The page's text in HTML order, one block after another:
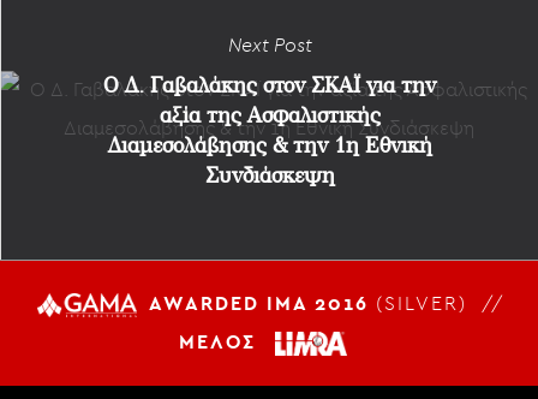
Next Post
O Δ. Γαβαλάκης στον ΣΚΑΪ για την
αξία της Ασφαλιστικής
Διαμεσολάβησης & την 1η Εθνική
Συνδιάσκεψη
AWARDED IMA 2016 (SILVER) //
ΜΕΛΟΣ